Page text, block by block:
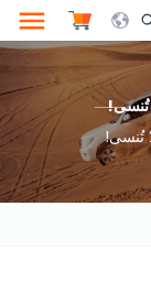
Search Opener
تُنسى!
تُنسى!